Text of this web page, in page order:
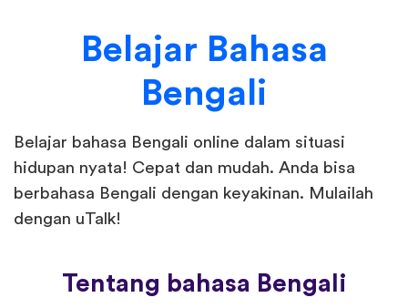
Belajar Bahasa
Bengali
Belajar bahasa Bengali online dalam situasi
hidupan nyata! Cepat dan mudah. Anda bisa
berbahasa Bengali dengan keyakinan. Mulailah
dengan uTalk!
Tentang bahasa Bengali